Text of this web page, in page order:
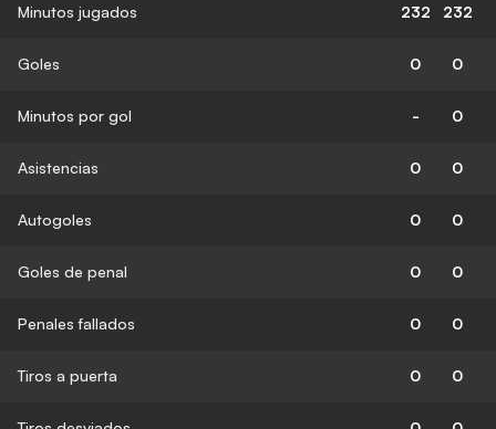
Minutos jugados 232 232
Goles 0 0
Minutos por gol - 0
Asistencias 0 0
Autogoles 0 0
Goles de penal 0 0
Penales fallados 0 0
Tiros a puerta 0 0